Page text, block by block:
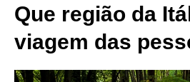
Que região da
viagem das